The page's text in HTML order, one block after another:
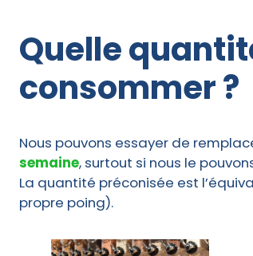
Quelle
consommer ?
Nous pouvons essayer de
semaine, surtout si nous le
La quantité préconisée est
propre poing).